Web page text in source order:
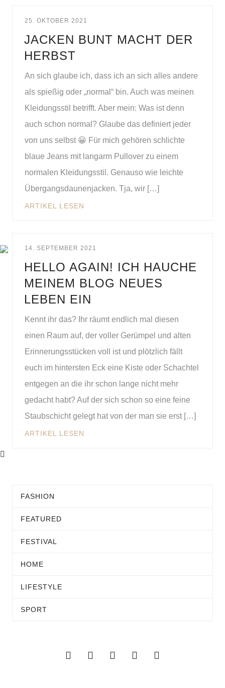
25. OKTOBER 2021
JACKEN BUNT MACHT DER
HERBST
An sich glaube ich, dass ich an sich alles andere
als spießig oder „normal“ bin. Auch was meinen
Kleidungsstil betrifft. Aber mein: Was ist denn
auch schon normal? Glaube das definiert jeder
von uns selbst 😀 Für mich gehören schlichte
blaue Jeans mit langarm Pullover zu einem
normalen Kleidungsstil. Genauso wie leichte
Übergangsdaunenjacken. Tja, wir […]
ARTIKEL LESEN
14. SEPTEMBER 2021
HELLO AGAIN! ICH HAUCHE
MEINEM BLOG NEUES
LEBEN EIN
Kennt ihr das? Ihr räumt endlich mal diesen
einen Raum auf, der voller Gerümpel und alten
Erinnerungsstücken voll ist und plötzlich fällt
euch im hintersten Eck eine Kiste oder Schachtel
entgegen an die ihr schon lange nicht mehr
gedacht habt? Auf der sich schon so eine feine
Staubschicht gelegt hat von der man sie erst […]
ARTIKEL LESEN
FASHION
FEATURED
FESTIVAL
HOME
LIFESTYLE
SPORT